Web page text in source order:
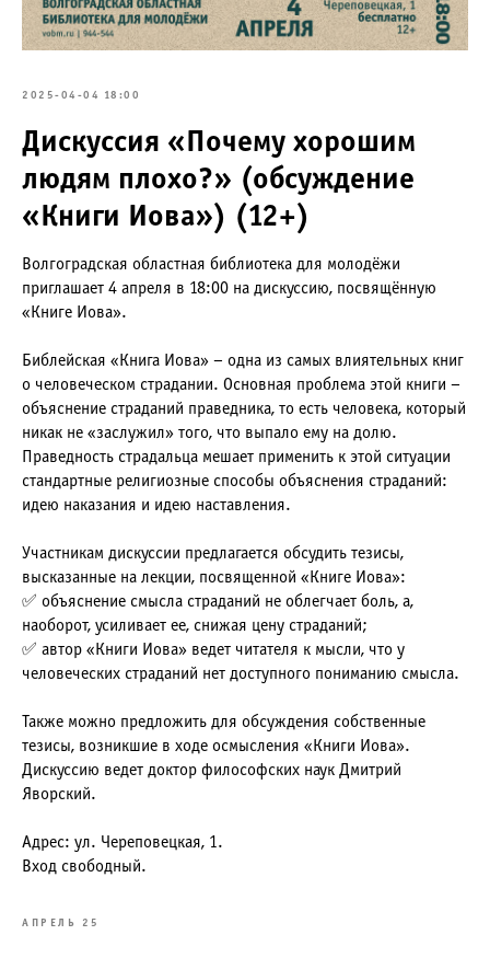
2025-04-04 18:00
Дискуссия «Почему хорошим
людям плохо?» (обсуждение
«Книги Иова») (12+)
Волгоградская областная библиотека для молодёжи
приглашает 4 апреля в 18:00 на дискуссию, посвящённую
«Книге Иова».
Библейская «Книга Иова» – одна из самых влиятельных книг
о человеческом страдании. Основная проблема этой книги –
объяснение страданий праведника, то есть человека, который
никак не «заслужил» того, что выпало ему на долю.
Праведность страдальца мешает применить к этой ситуации
стандартные религиозные способы объяснения страданий:
идею наказания и идею наставления.
Участникам дискуссии предлагается обсудить тезисы,
высказанные на лекции, посвященной «Книге Иова»:
✅ объяснение смысла страданий не облегчает боль, а,
наоборот, усиливает ее, снижая цену страданий;
✅ автор «Книги Иова» ведет читателя к мысли, что у
человеческих страданий нет доступного пониманию смысла.
Также можно предложить для обсуждения собственные
тезисы, возникшие в ходе осмысления «Книги Иова».
Дискуссию ведет доктор философских наук Дмитрий
Яворский.
Адрес: ул. Череповецкая, 1.
Вход свободный.
АПРЕЛЬ 25